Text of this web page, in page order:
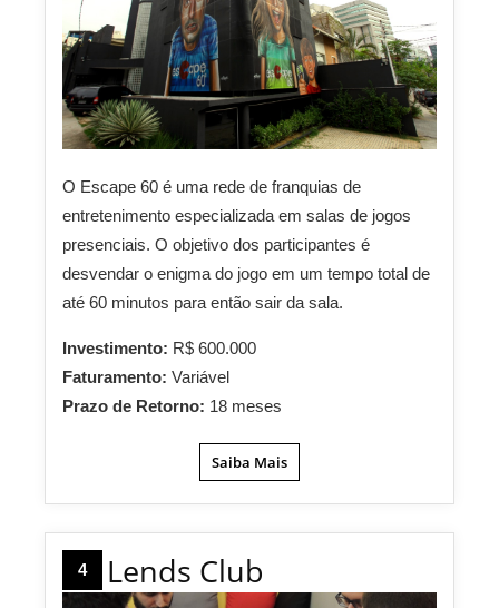
O Escape 60 é uma rede de franquias de
entretenimento especializada em salas de jogos
presenciais. O objetivo dos participantes é
desvendar o enigma do jogo em um tempo total de
até 60 minutos para então sair da sala.
Investimento: R$ 600.000
Faturamento: Variável
Prazo de Retorno: 18 meses
Saiba Mais
4 Lends Club